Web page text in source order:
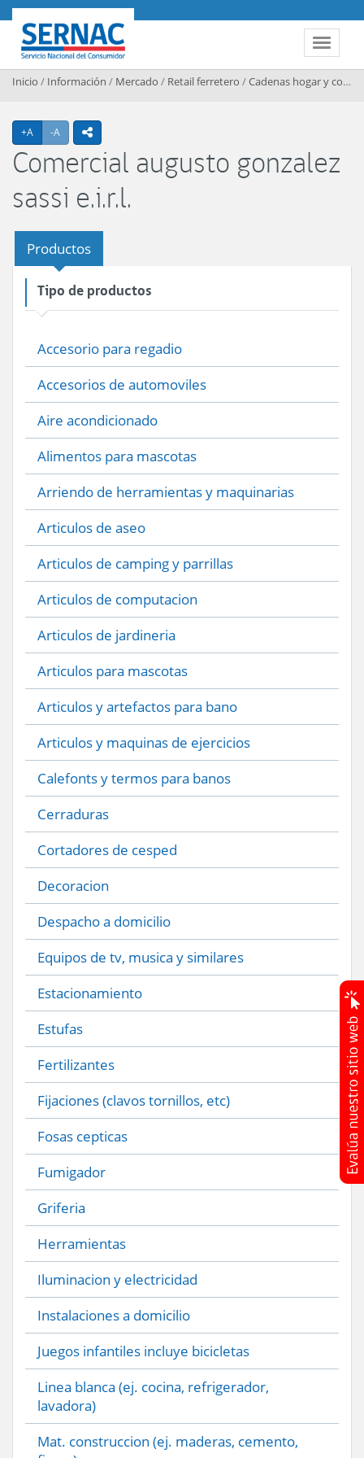
Contenido principal
Toggle
SERNAC
Inicio / Información / Mercado / Retail ferretero /Cadenas hogar y construccion
+A Agrandar texto
-A Achicar textoicono compartir
Comercial augusto gonzalez
sassi e.i.r.l.
Productos
Tipo de productos
Accesorio para regadio
Accesorios de automoviles
Aire acondicionado
Alimentos para mascotas
Arriendo de herramientas y maquinarias
Articulos de aseo
Articulos de camping y parrillas
Articulos de computacion
Articulos de jardineria
Articulos para mascotas
Articulos y artefactos para bano
Articulos y maquinas de ejercicios
Calefonts y termos para banos
Cerraduras
Cortadores de cesped
Decoracion
Despacho a domicilio
Equipos de tv, musica y similares
Estacionamiento
Estufas
Fertilizantes
Fijaciones (clavos tornillos, etc)
Fosas cepticas
Fumigador
Griferia
Herramientas
Iluminacion y electricidad
Instalaciones a domicilio
Juegos infantiles incluye bicicletas
Linea blanca (ej. cocina, refrigerador,
lavadora)
Mat. construccion (ej. maderas, cemento,